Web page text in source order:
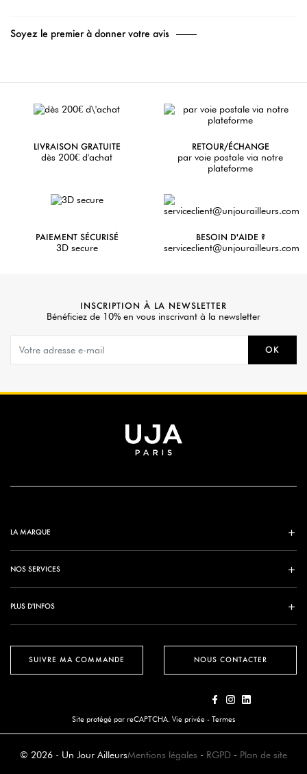
Soyez le premier à donner votre avis
LIVRAISON GRATUITE
dès 200€ d'achat
RETOUR/ÉCHANGE
par voie postale via notre
plateforme
PAIEMENT SÉCURISÉ
3D secure
BESOIN D'AIDE ?
serviceclient@unjourailleurs.com
INSCRIPTION À LA NEWSLETTER
Bénéficiez de 10% en vous inscrivant à la newsletter
OK
SUIVRE MA COMMANDE
LA MARQUE
NOS SERVICES
PLUS D'INFOS
NOUS CONTACTER
Site protégé par reCAPTCHA. Vie privée - Termes
© 2026 - Un Jour AilleursMentions légales - RGPD - Plan de site